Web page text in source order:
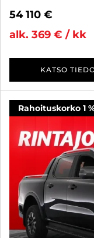
54 110 €
alk. 369 € / kk
KATSO
Rahoituskorko 1